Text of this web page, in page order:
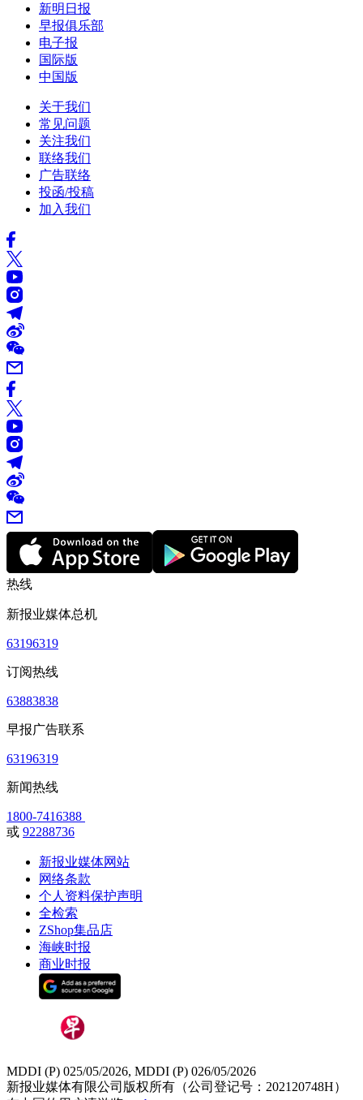
新明日报
早报俱乐部
电子报
国际版
中国版
关于我们
常见问题
关注我们
联络我们
广告联络
投函/投稿
加入我们
热线
新报业媒体总机
63196319
订阅热线
63883838
早报广告联系
63196319
新闻热线
1800-7416388
或 92288736
新报业媒体网站
网络条款
个人资料保护声明
全检索
ZShop集品店
海峡时报
商业时报
MDDI (P) 025/05/2026, MDDI (P) 026/05/2026
新报业媒体有限公司版权所有（公司登记号：202120748H）